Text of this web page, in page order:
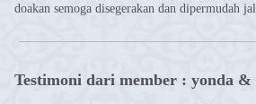
doakan semoga disegerakan dan dipermudah
Testimoni dari member : yonda &